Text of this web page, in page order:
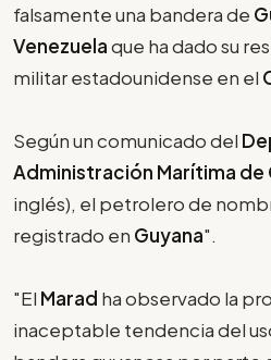
falsamente una bandera de
Venezuelaque ha dado su
militar estadounidense en el
Según un comunicado del
Administración Marítima de
inglés), el petrolero de
registrado en Guyana".
"El Marad ha observado la
inaceptable tendencia del